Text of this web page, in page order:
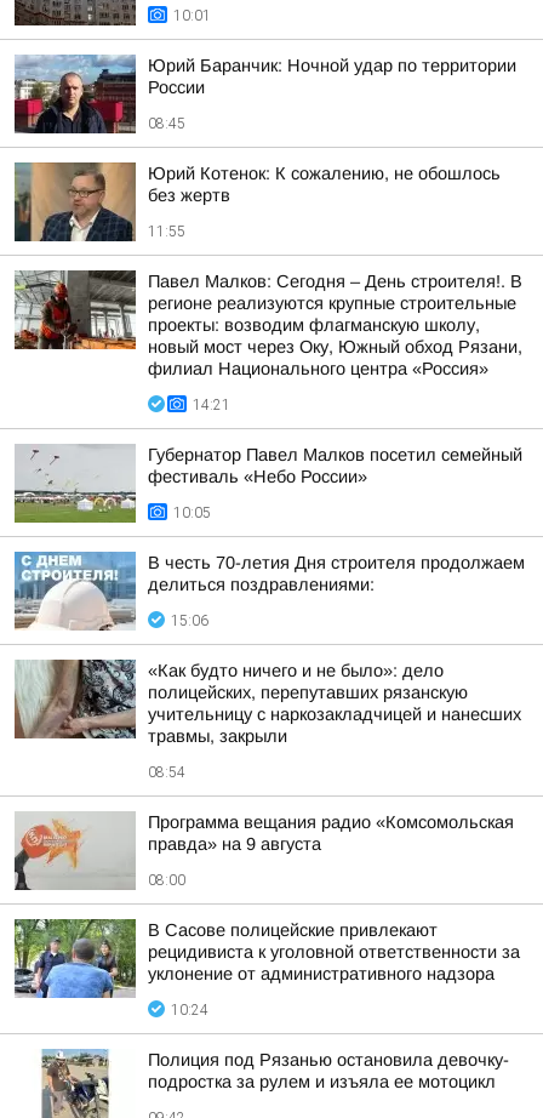
10:01
Юрий Баранчик: Ночной удар по территории
России
08:45
Юрий Котенок: К сожалению, не обошлось
без жертв
11:55
Павел Малков: Сегодня – День строителя!. В
регионе реализуются крупные строительные
проекты: возводим флагманскую школу,
новый мост через Оку, Южный обход Рязани,
филиал Национального центра «Россия»
14:21
Губернатор Павел Малков посетил семейный
фестиваль «Небо России»
10:05
В честь 70-летия Дня строителя продолжаем
делиться поздравлениями:
15:06
«Как будто ничего и не было»: дело
полицейских, перепутавших рязанскую
учительницу с наркозакладчицей и нанесших
травмы, закрыли
08:54
Программа вещания радио «Комсомольская
правда» на 9 августа
08:00
В Сасове полицейские привлекают
рецидивиста к уголовной ответственности за
уклонение от административного надзора
10:24
Полиция под Рязанью остановила девочку-
подростка за рулем и изъяла ее мотоцикл